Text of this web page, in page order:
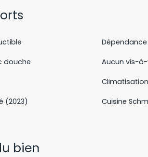
Dépendance
douche Aucun vis-
(2023) Cuisine
bien